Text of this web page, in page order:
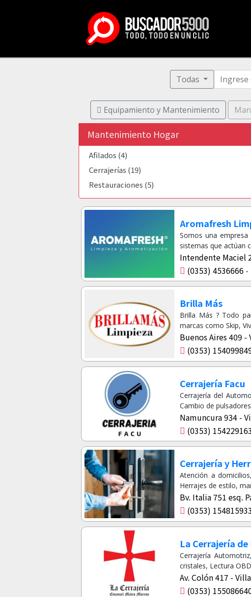
Todas
Equipamiento y Mantenimiento
Mantenimiento Hogar
Afilados (4)
Cerrajerías (19)
Restauraciones (5)
Aromafresh
Somos una
sistemas que actúan
Intendente Maciel
(0353) 4536666 -
Brilla Más
Brilla Más ? Todo
marcas como Skip,
Buenos Aires 409
(0353)
Cerrajería Facu
Cerrajería del
Cambio de
Namuncura 934 -
(0353)
Cerrajería y
Atención a
Herrajes de estilo,
Bv. Italia 751 esq.
(0353)
La Cerrajería
Cerrajería
cristales, Lectura
Av. Colón 417 -
(0353)